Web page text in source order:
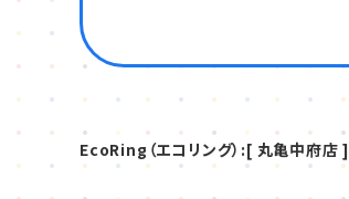
EcoRing（エコリング）:[ 丸亀中府